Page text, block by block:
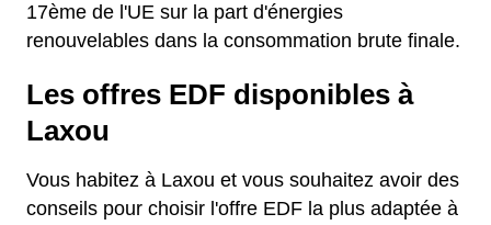
17ème de l'UE sur la part d'énergies
renouvelables dans la consommation brute finale.
Les offres EDF disponibles à
Laxou
Vous habitez à Laxou et vous souhaitez avoir des
conseils pour choisir l'offre EDF la plus adaptée à